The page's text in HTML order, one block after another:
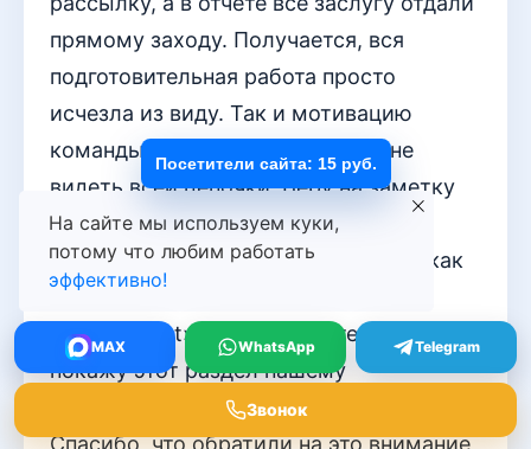
прямому заходу. Получается, вся
подготовительная работа просто
исчезла из виду. Так и мотивацию
команды можно потерять, если не
видеть всей цепочки. Беру на заметку
про разметку UTM-меток — у нас в
этом вечный бардак, каждый тегит как
хочет. Потом сиди и гадай, что за
«vk_old_post» такой. Обязательно
покажу этот раздел нашему
маркетологу, пусть тоже поучится.
Спасибо, что обратили на это внимание,
На сайте мы используем куки,
потому что любим работать
эффективно!
MAX WhatsApp Telegram
Звонок
Посетители сайта: 15 руб.